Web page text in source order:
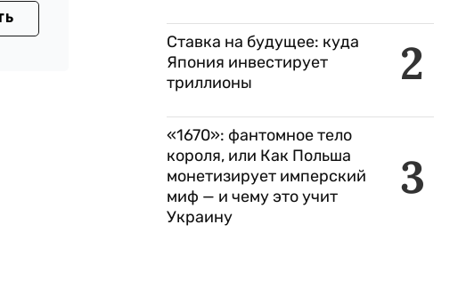
2
Ставка на будущее: куда
Япония инвестирует
триллионы
3
«1670»: фантомное тело
короля, или Как Польша
монетизирует имперский
миф — и чему это учит
Украину